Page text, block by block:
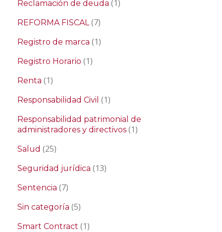
Reclamación de deuda (1)
REFORMA FISCAL(7)
Registro de marca (1)
Registro Horario (1)
Renta (1)
Responsabilidad Civil (1)
Responsabilidad patrimonial de
administradores y directivos (1)
Salud (25)
Seguridad jurídica (13)
Sentencia (7)
Sin categoría (5)
Smart Contract (1)